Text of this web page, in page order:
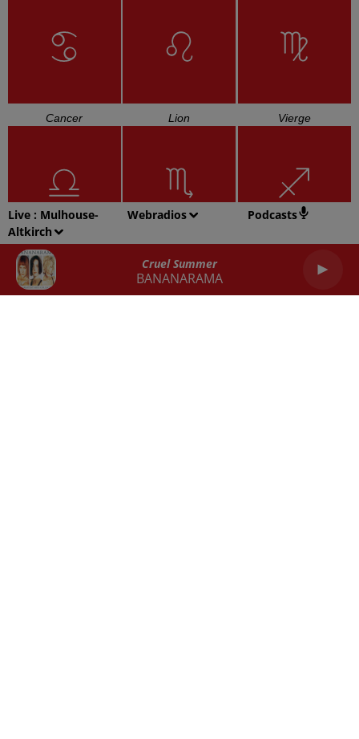
Live : Mulhouse-
Altkirch
Webradios Podcasts
Cruel Summer
BANANARAMA
Cancer Lion Vierge
Balance